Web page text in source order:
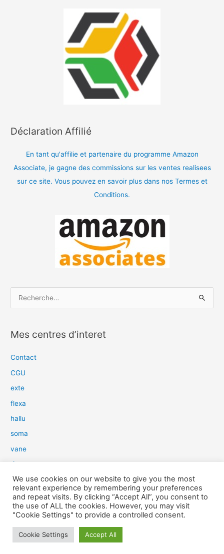
Déclaration Affilié
En tant qu'affilie et partenaire du programme Amazon
Associate, je gagne des commissions sur les ventes realisees
sur ce site. Vous pouvez en savoir plus dans nos Termes et
Conditions.
h
e
e
r
:
Mes centres d’interet
Contact
CGU
exte
flexa
hallu
soma
vane
dow
slim
aure
light
We use cookies on our website to give you the most
relevant experience by remembering your preferences
and repeat visits. By clicking “Accept All”, you consent to
the use of ALL the cookies. However, you may visit
"Cookie Settings" to provide a controlled consent.
Cookie Settings Accept All